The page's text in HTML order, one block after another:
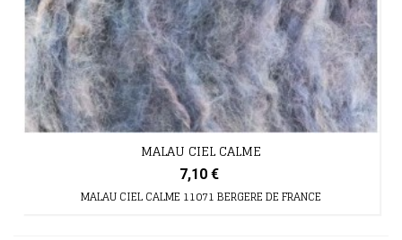
MALAU CIEL CALME
7,10 €
MALAU CIEL CALME 11071 BERGERE DE FRANCE